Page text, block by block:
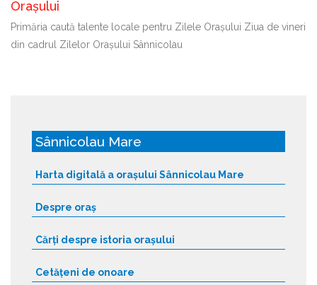
Orașului
Primăria caută talente locale pentru Zilele Orașului Ziua de vineri
din cadrul Zilelor Orașului Sânnicolau
Sânnicolau Mare
Harta digitală a orașului Sânnicolau Mare
Despre oraș
Cărți despre istoria orașului
Cetățeni de onoare